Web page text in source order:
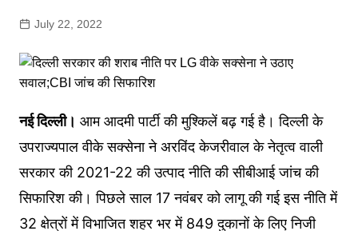
July 22, 2022
नई दिल्ली। आम आदमी पार्टी की मुश्किलें बढ़ गई है। दिल्ली के
उपराज्यपाल वीके सक्सेना ने अरविंद केजरीवाल के नेतृत्व वाली
सरकार की 2021-22 की उत्पाद नीति की सीबीआई जांच की
सिफारिश की। पिछले साल 17 नवंबर को लागू की गई इस नीति में
32 क्षेत्रों में विभाजित शहर भर में 849 दुकानों के लिए निजी